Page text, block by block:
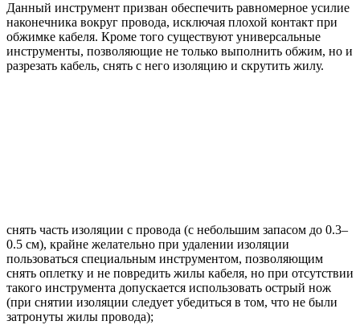
Данный инструмент призван обеспечить равномерное усилие
наконечника вокруг провода, исключая плохой контакт при
обжимке кабеля. Кроме того существуют универсальные
инструменты, позволяющие не только выполнить обжим, но и
разрезать кабель, снять с него изоляцию и скрутить жилу.
снять часть изоляции с провода (с небольшим запасом до 0.3–
0.5 см), крайне желательно при удалении изоляции
пользоваться специальным инструментом, позволяющим
снять оплетку и не повредить жилы кабеля, но при отсутствии
такого инструмента допускается использовать острый нож
(при снятии изоляции следует убедиться в том, что не были
затронуты жилы провода);